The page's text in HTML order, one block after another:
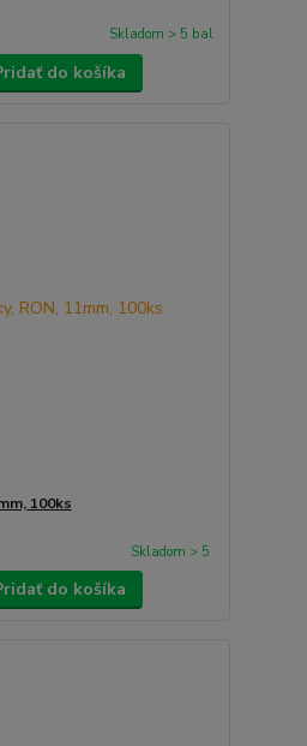
Skladom > 5 bal
do košíka
100ks
Skladom > 5
do košíka